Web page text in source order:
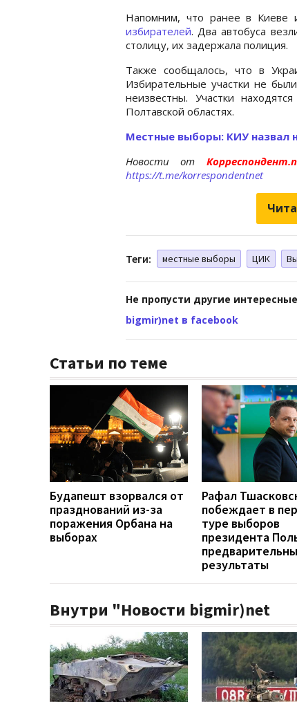
Напомним, что ранее в
избирателей. Два автобуса
столицу, их задержала полиция.
Также сообщалось, что в
Избирательные участки не
неизвестны. Участки
Полтавской областях.
Местные выборы: КИУ назвал
Новости от
https://t.me/korrespondentnet
Теги: местные выборы ЦИК
Не пропусти другие
bigmir)net в facebook
Статьи по теме
Будапешт взорвался от
празднований из-за
поражения Орбана на
выборах
Рафал
побеждает в
туре выборов
президента
результаты
Внутри "Новости bigmir)net